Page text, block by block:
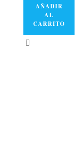
AÑADIR
AL
CARRITO